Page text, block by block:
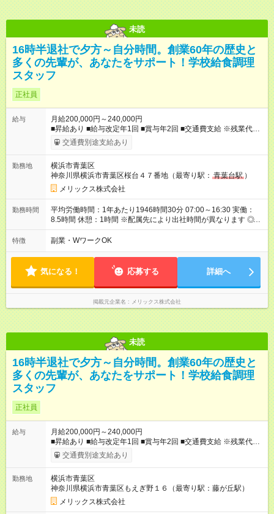
未読
16時半退社で夕方～自分時間。創業60年の歴史と
多くの先輩が、あなたをサポート！学校給食調理
スタッフ
正社員
給与
月給200,000円～240,000円
■昇給あり ■給与改定年1回 ■賞与年2回 ■交通費支給 ※残業代は
別途支給 ※試用期間3カ月あり/試用期間中の待遇に変更はござい
ません。 【試用期間】試用期間あり 試用期間の長さ：3ヶ月 雇
交通費別途支給あり
勤務地
横浜市青葉区
神奈川県横浜市青葉区桜台４７番地（最寄り駅： 青葉台駅 ）
メリックス株式会社
勤務時間
平均労働時間：1年あたり1946時間30分 07:00～16:30 実働：
8.5時間 休憩：1時間 ※配属先により出社時間が異なります ◎基
本は定時退社となります！夜遅くまでの残業はありません。 残
業が少なく、プライベート時間も充実出来ます。 オンオフがつ
す。 平均労働時間：1年あたり1946時間30分 07:00～16:30 実
働：8.5時間 休憩：1時間 ※配属先により出社時間が異なります
◎基本は定時退社となります！夜遅くまでの残業はありません。
残業が少なく、プライベート時間も充実出来ます。 オンオフが
つきやすく自分時間を楽しめ、家族時間も大切にできる環境で
す。
特徴 副業・WワークOK
気になる！ 応募する 詳細へ
掲載元企業名 メリックス株式会社
未読
16時半退社で夕方～自分時間。創業60年の歴史と
多くの先輩が、あなたをサポート！学校給食調理
スタッフ
正社員
給与
月給200,000円～240,000円
■昇給あり ■給与改定年1回 ■賞与年2回 ■交通費支給 ※残業代は
別途支給 ※試用期間3カ月あり/試用期間中の待遇に変更はござい
ません。 【試用期間】試用期間あり 試用期間の長さ：3ヶ月 雇
交通費別途支給あり
勤務地
横浜市青葉区
神奈川県横浜市青葉区もえぎ野１６（最寄り駅：藤が丘駅）
メリックス株式会社